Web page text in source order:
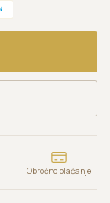
Obročno plaćanje